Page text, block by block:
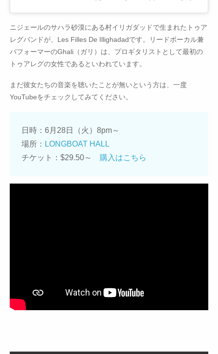
ニジェールのサハラ砂漠にある村イリガダッドで生まれたトゥア
レグバンドが、Les Filles De Illighadadです。リードボーカル兼
パフォーマーのGhali（ガリ）は、プロギタリストとして最初の
トゥアレグの女性であるといわれています。
まだ彼女たちの音楽を聴いたことが無いという方は、一度
YouTubeをチェックしてみてください。
日時：6月28日（火）8pm～
場所： LONGBOAT HALL
チケット：$29.50～ 購入はこちら